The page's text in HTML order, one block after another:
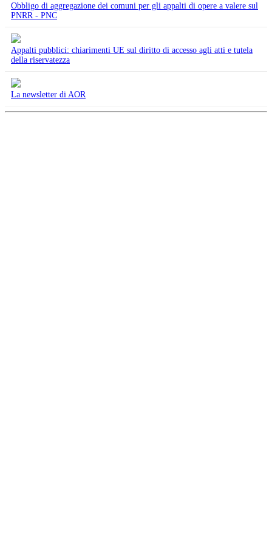
Obbligo di aggregazione dei comuni per gli appalti di opere a valere sul
PNRR - PNC
Appalti pubblici: chiarimenti UE sul diritto di accesso agli atti e tutela
della riservatezza
La newsletter di AOR